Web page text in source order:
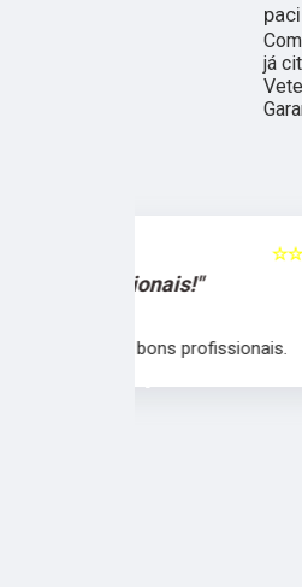
já
"Perfeito"
Perfeito.
‹